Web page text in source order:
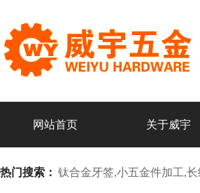
网站首页 关于威宇
热门搜索： 钛合金牙签,小五金件加工,